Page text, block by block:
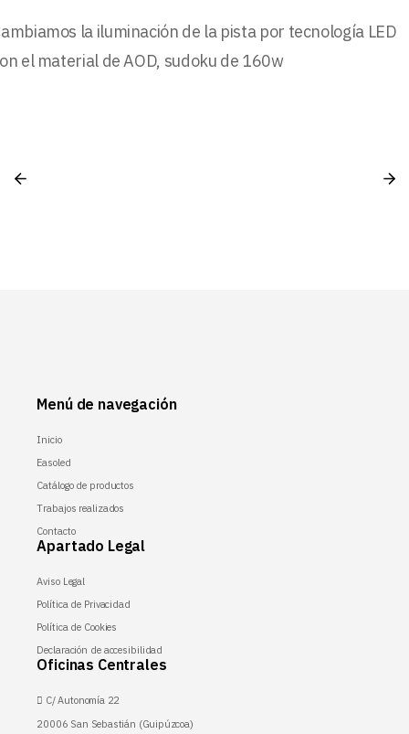
la iluminación de la pista por tecnología LED
el material de AOD, sudoku de 160w
Menú de navegación
Inicio
Easoled
Catálogo de productos
Trabajos realizados
Contacto
Apartado Legal
Aviso Legal
Política de Privacidad
Política de Cookies
Declaración de accesibilidad
Oficinas Centrales
C/ Autonomía 22
20006 San Sebastián (Guipúzcoa)